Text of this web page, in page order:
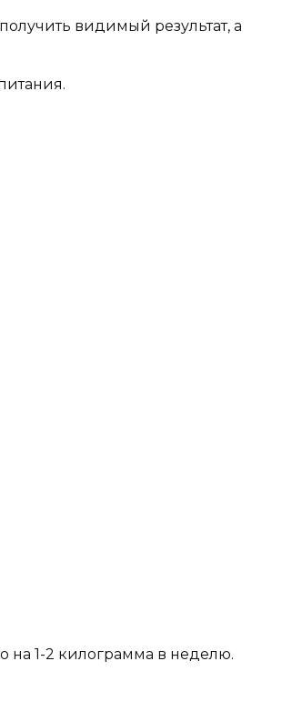
видимый результат, а
на 1-2 килограмма в неделю.